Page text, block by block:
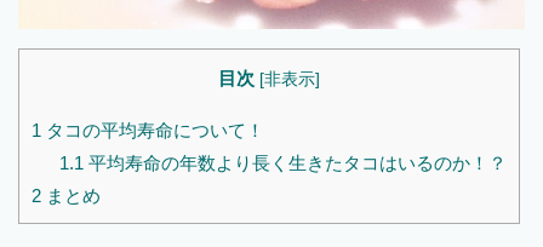
目次 [非表示]
1 タコの平均寿命について！
1.1 平均寿命の年数より長く生きたタコはいるのか！？
2 まとめ